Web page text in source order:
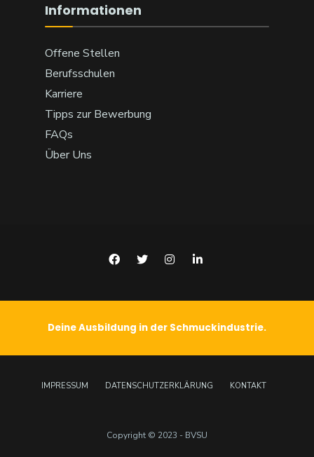
Informationen
Offene Stellen
Berufsschulen
Karriere
Tipps zur Bewerbung
FAQs
Über Uns
Deine Ausbildung in der Schmuckindustrie.
IMPRESSUM DATENSCHUTZERKLÄRUNG KONTAKT
Copyright © 2023 - BVSU